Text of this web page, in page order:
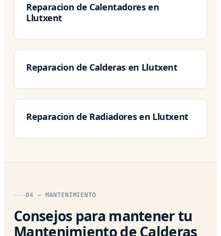
Reparacion de Calentadores en
Llutxent
Reparacion de Calderas en Llutxent
Reparacion de Radiadores en Llutxent
04 — MANTENIMIENTO
Consejos para mantener tu
Mantenimiento de Calderas